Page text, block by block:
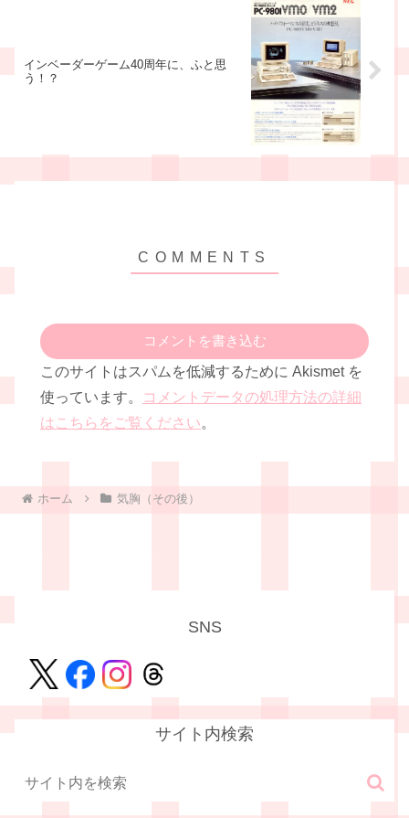
インベーダーゲーム40周年に、ふと思
う！？
コメントを書き込む
このサイトはスパムを低減するために Akismet を
使っています。
コメントデータの処理方法の詳細
はこちらをご覧ください。
ホーム 気胸（その後）
SNS
サイト内検索